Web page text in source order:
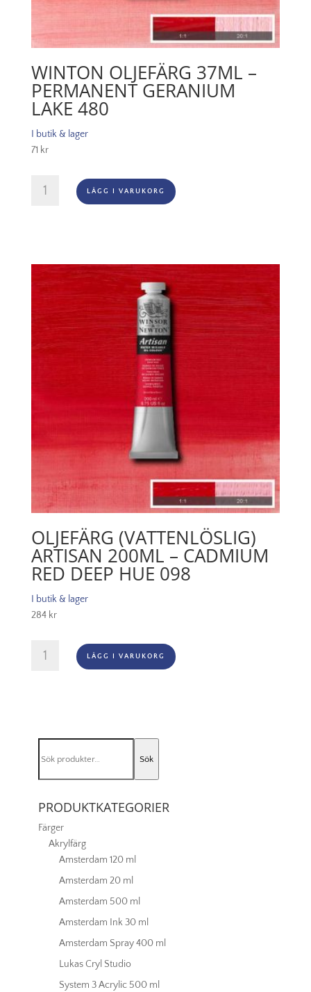
WINTON OLJEFÄRG 37ML –
PERMANENT GERANIUM
LAKE 480
I butik & lager
71 kr
Winton
Oljefärg
geranium
480
LÄGG I VARUKORG
OLJEFÄRG (VATTENLÖSLIG)
ARTISAN 200ML – CADMIUM
RED DEEP HUE 098
I butik & lager
284 kr
(vattenlöslig)
red
deep
mängd
LÄGG I VARUKORG
efter:
Sök
PRODUKTKATEGORIER
Färger
Akrylfärg
Amsterdam 120 ml
Amsterdam 20 ml
Amsterdam 500 ml
Amsterdam Ink 30 ml
Amsterdam Spray 400 ml
Lukas Cryl Studio
System 3 Acrylic 500 ml